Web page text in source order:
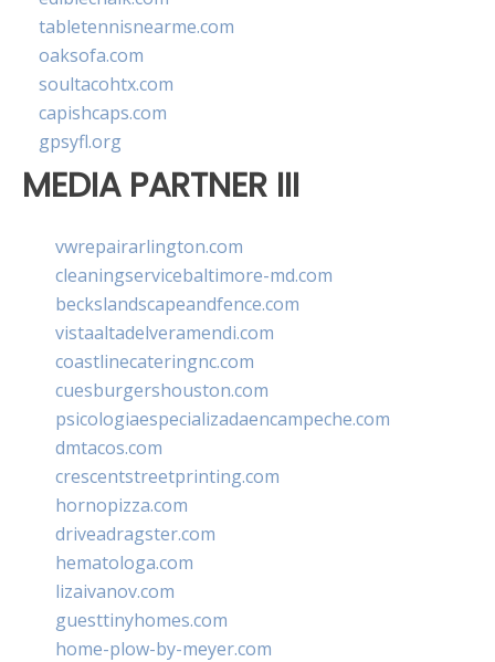
tabletennisnearme.com
oaksofa.com
soultacohtx.com
capishcaps.com
gpsyfl.org
MEDIA PARTNER III
vwrepairarlington.com
cleaningservicebaltimore-md.com
beckslandscapeandfence.com
vistaaltadelveramendi.com
coastlinecateringnc.com
cuesburgershouston.com
psicologiaespecializadaencampeche.com
dmtacos.com
crescentstreetprinting.com
hornopizza.com
driveadragster.com
hematologa.com
lizaivanov.com
guesttinyhomes.com
home-plow-by-meyer.com